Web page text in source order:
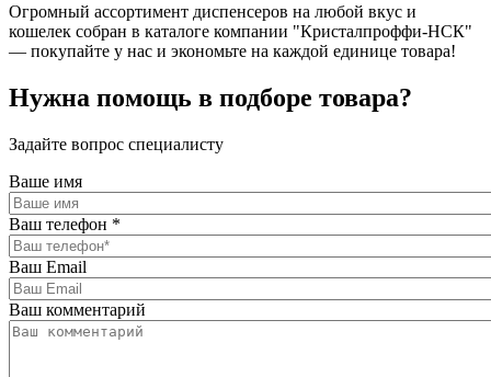
Огромный ассортимент диспенсеров на любой вкус и
кошелек собран в каталоге компании "Кристалпроффи-НСК"
— покупайте у нас и экономьте на каждой единице товара!
Нужна помощь в подборе товара?
Задайте вопрос специалисту
Ваше имя
Ваш телефон *
Ваш Email
Ваш комментарий